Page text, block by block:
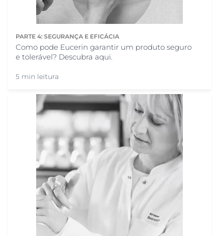
PARTE 4: SEGURANÇA E EFICÁCIA
Como pode Eucerin garantir um produto seguro
e tolerável? Descubra aqui.
5 min leitura